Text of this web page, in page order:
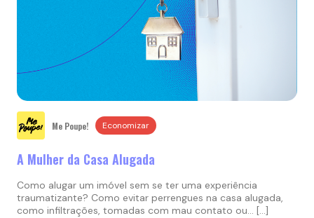
Me Poupe! Economizar
A Mulher da Casa Alugada
Como alugar um imóvel sem se ter uma experiência
traumatizante? Como evitar perrengues na casa alugada,
como infiltrações, tomadas com mau contato ou… […]